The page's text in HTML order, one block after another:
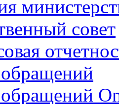
совет